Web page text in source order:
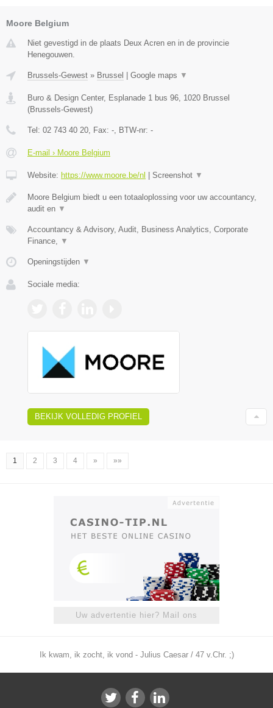
Moore Belgium
Niet gevestigd in de plaats Deux Acren en in de provincie
Henegouwen.
Brussels-Gewest » Brussel | Google maps ▼
Buro & Design Center, Esplanade 1 bus 96 1020 Brussel
(Brussels-Gewest)
Tel: 02 743 40 20 , Fax: - , BTW-nr: -
E-mail › Moore Belgium
Website: https://www.moore.be/nl | Screenshot ▼
Moore Belgium biedt u een totaaloplossing voor uw accountancy,
audit en ▼
Accountancy & Advisory, Audit, Business Analytics, Corporate
Finance,
▼
Openingstijden ▼
Sociale media:
BEKIJK VOLLEDIG PROFIEL
1 2 3 4 » »»
Uw advertentie hier? Mail ons
Ik kwam, ik zocht, ik vond - Julius Caesar / 47 v.Chr. ;)